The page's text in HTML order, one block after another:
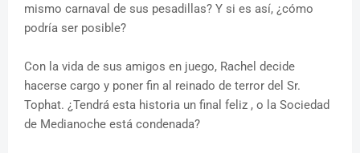
mismo carnaval de sus pesadillas? Y si es así, ¿cómo
podría ser posible?
Con la vida de sus amigos en juego, Rachel decide
hacerse cargo y poner fin al reinado de terror del Sr.
Tophat. ¿Tendrá esta historia un final feliz , o la Sociedad
de Medianoche está condenada?